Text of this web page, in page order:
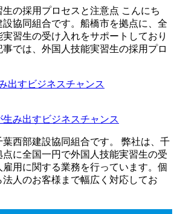
の採用プロセスと注意点 こんにち
設協同組合です。船橋市を拠点に、全
実習生の受け入れをサポートしており
事では、外国人技能実習生の採用プロ
み出すビジネスチャンス
葉西部建設協同組合です。 弊社は、千
に全国一円で外国人技能実習生の受
雇用に関する業務を行っています。個
法人のお客様まで幅広く対応してお